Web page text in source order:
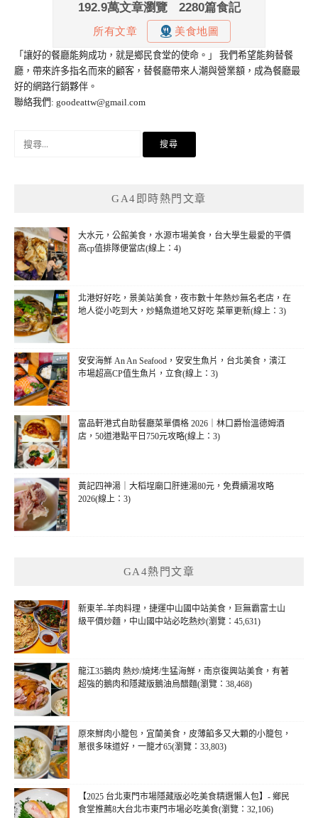
「讓好的餐廳能夠成功，就是鄉民食堂的使命。」 我們希望能夠替餐
廳，帶來許多指名而來的顧客，替餐廳帶來人潮與營業額，成為餐廳最
好的網路行銷夥伴。
聯絡我們: goodeattw@gmail.com
GA4即時熱門文章
大水元，公館美食，水源市場美食，台大學生最愛的平價
高cp值排隊便當店(線上：4)
北港好好吃，景美站美食，夜市數十年熱炒無名老店，在
地人從小吃到大，炒鱔魚道地又好吃 菜單更新(線上：3)
安安海鮮 An An Seafood，安安生魚片，台北美食，濱江
市場超高CP值生魚片，立食(線上：3)
富品軒港式自助餐廳菜單價格 2026｜林口爵怡溫德姆酒
店，50道港點平日750元攻略(線上：3)
黃記四神湯｜大稻埕廟口肝連湯80元，免費續湯攻略
2026(線上：3)
GA4熱門文章
新東羊-羊肉料理，捷運中山國中站美食，巨無霸富士山
級平價炒麵，中山國中站必吃熱炒(瀏覽：45,631)
龍江35鵝肉 熱炒/燒烤/生猛海鮮，南京復興站美食，有著
超強的鵝肉和隱藏版鵝油烏醋麵(瀏覽：38,468)
原來鮮肉小籠包，宜蘭美食，皮薄餡多又大顆的小籠包，
蔥很多味道好，一籠才65(瀏覽：33,803)
【2025 台北東門市場隱藏版必吃美食精選懶人包】- 鄉民
食堂推薦8大台北市東門市場必吃美食(瀏覽：32,106)